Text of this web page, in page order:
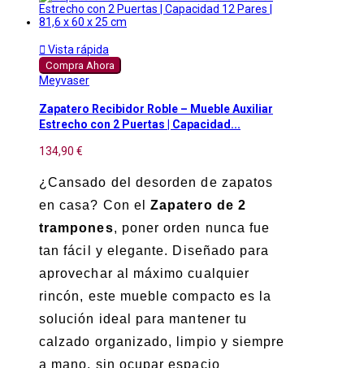
 Vista rápida
Compra Ahora
Meyvaser
Zapatero Recibidor Roble – Mueble Auxiliar
Estrecho con 2 Puertas | Capacidad...
134,90 €
¿Cansado del desorden de zapatos
en casa? Con elZapatero de 2
trampones, poner orden nunca fue
tan fácil y elegante. Diseñado para
aprovechar al máximo cualquier
rincón, este mueble compacto es la
solución ideal para mantener tu
calzado organizado, limpio y siempre
a mano, sin ocupar espacio